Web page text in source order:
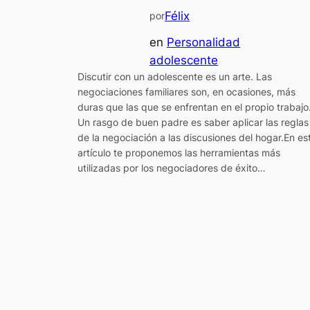
porFélix
en Personalidad
adolescente
Discutir con un adolescente es un arte. Las
negociaciones familiares son, en ocasiones, más
duras que las que se enfrentan en el propio
Un rasgo de buen padre es saber aplicar las reglas
de la negociación a las discusiones del hogar.En
artículo te proponemos las herramientas más
utilizadas por los negociadores de éxito…